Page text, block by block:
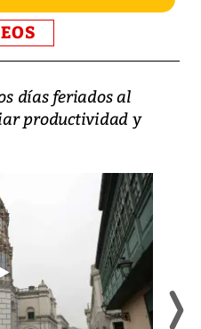
días feriados al
productividad y